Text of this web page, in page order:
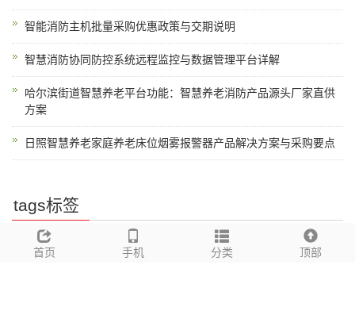
智能消防主机批量采购优惠政策与交期说明
智慧消防协同防控系统远程监控与数据管理平台详解
哈尔滨街道智慧养老平台功能：智慧养老消防产品源头厂家直供
方案
日照智慧养老家庭养老床位烟雾报警器产品解决方案与采购要点
tags标签
高效管理 烟感报警 泰州无线燃气及声光报警系统
江苏智
慧消防 苏北消防 江苏消防器材 江苏消防产品 低功耗 隐患
首页 手机 分类 顶部